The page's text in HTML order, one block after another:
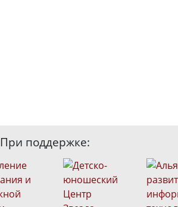
При поддержке: